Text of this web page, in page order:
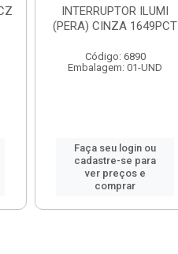
INTERRUPTOR ILUMI
(PERA) CINZA 1649PCT
Código: 6890
Embalagem: 01-UND
Faça seu login ou
cadastre-se para
ver preços e
comprar